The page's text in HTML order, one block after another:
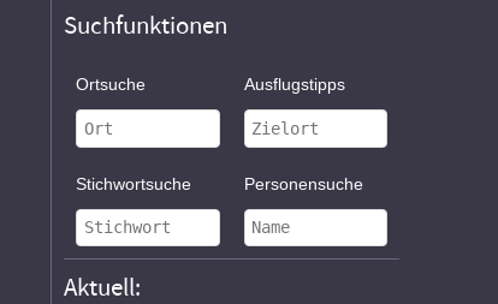
Suchfunktionen
Ortsuche Ausflugstipps
Stichwortsuche Personensuche
Aktuell: